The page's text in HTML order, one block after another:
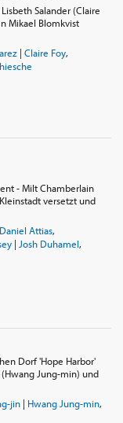
Salander (Claire
Mikael Blomkvist
| Claire Foy,
- Milt Chamberlain
versetzt und
Daniel Attias,
| Josh Duhamel,
Dorf 'Hope Harbor'
Jung-min) und
jin| Hwang Jung-min,